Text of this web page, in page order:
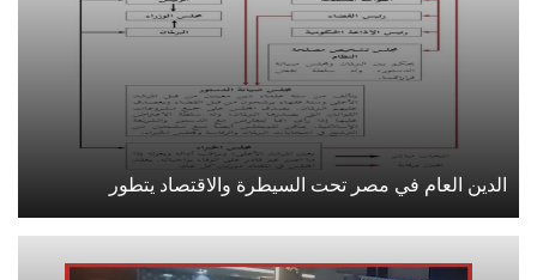
الدين العام في مصر تحت السيطرة والاقتصاد يتطور